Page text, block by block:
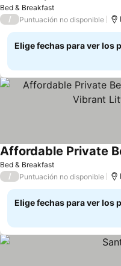
Bed & Breakfast
/ Puntuación no disponible
Elige fechas para ver los
Bed & Breakfast
/ Puntuación no disponible
Elige fechas para ver los